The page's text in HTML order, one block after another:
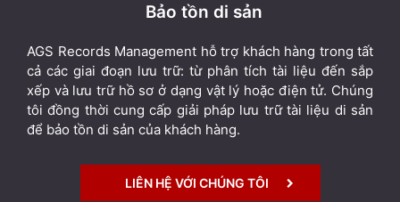
Bảo tồn di sản
AGS Records Management hỗ trợ khách hàng trong tất
cả các giai đoạn lưu trữ: từ phân tích tài liệu đến sắp
xếp và lưu trữ hồ sơ ở dạng vật lý hoặc điện tử. Chúng
tôi đồng thời cung cấp giải pháp lưu trữ tài liệu di sản
để bảo tồn di sản của khách hàng.
LIÊN HỆ VỚI CHÚNG TÔI